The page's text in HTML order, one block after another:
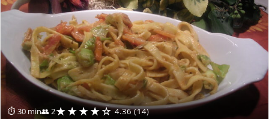
⏱ 30 min👥 2★★★★☆ 4.36 (14)